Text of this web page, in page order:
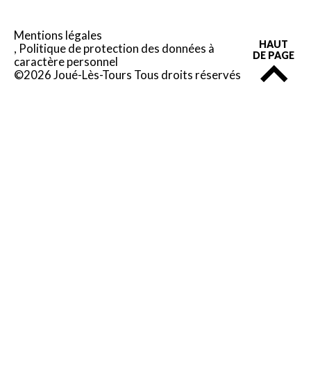
Mentions légales
Politique de protection des données à
caractère personnel
©2026 Joué-Lès-Tours Tous droits réservés
HAUT
DE PAGE